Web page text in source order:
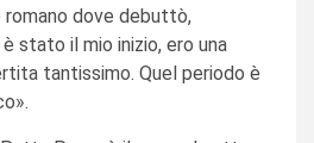
dove debuttò,
stato il mio inizio, ero una
tantissimo. Quel periodo è